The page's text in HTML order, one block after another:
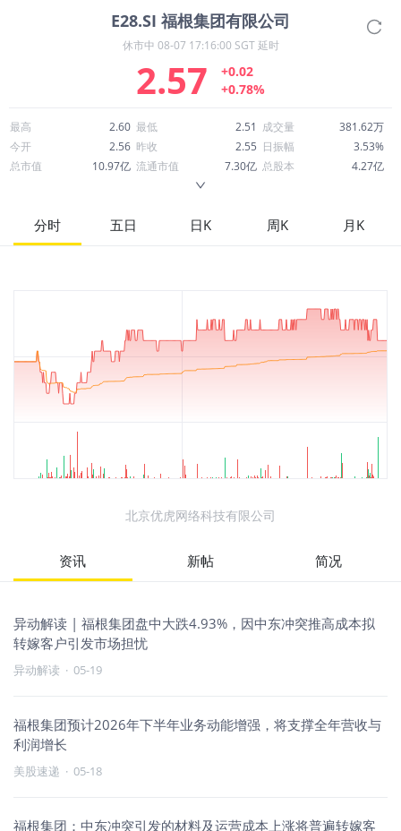
E28.SI 福根集团有限公司
休市中 08-07 17:16:00 SGT 延时
2.57
+0.02
+0.78%
最高 2.60 最低 2.51 成交量
381.62万
今开
2.56 昨收 2.55 日振幅
3.53%
总市值
10.97亿 流通市值 7.30亿 总股本
4.27亿
52周最高
3.54 市盈率
28.09
股息
分时 五日 日K 周K 月K
北京优虎网络科技有限公司
资讯 新帖 简况
异动解读 | 福根集团盘中大跌4.93%，因中东冲突推高成本拟
转嫁客户引发市场担忧
异动解读 · 05-19
福根集团预计2026年下半年业务动能增强，将支撑全年营收与
利润增长
美股速递 · 05-18
福根集团：中东冲突引发的材料及运营成本上涨将普遍转嫁客